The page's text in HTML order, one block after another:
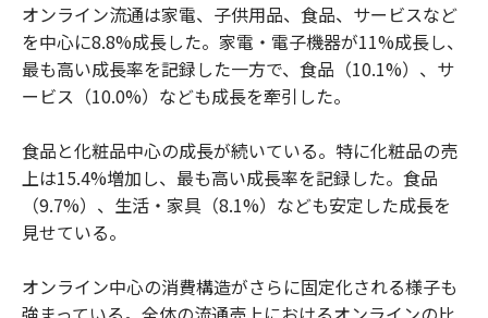
オンライン流通は家電、子供用品、食品、サービスなど
を中心に8.8%成長した。家電・電子機器が11%成長し、
最も高い成長率を記録した一方で、食品（10.1%）、サ
ービス（10.0%）なども成長を牽引した。
食品と化粧品中心の成長が続いている。特に化粧品の売
上は15.4%増加し、最も高い成長率を記録した。食品
（9.7%）、生活・家具（8.1%）なども安定した成長を
見せている。
オンライン中心の消費構造がさらに固定化される様子も